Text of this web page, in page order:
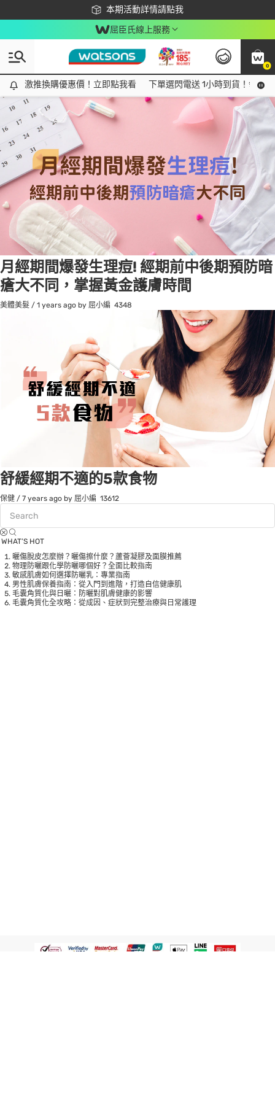
本期活動詳情請點我
下載app最高回饋$350
屈臣氏線上服務
0
激推換購優惠價！立即點我看
激推換購優惠價！立即點我看 下單選閃電送 1小時到貨！領神
Tag:月經2 item(s) found
月經期間爆發生理痘! 經期前中後期預防暗
瘡大不同，掌握黃金護膚時間
美體美髮 / 1 years ago by 屈小編 4348
舒緩經期不適的5款食物
保健 / 7 years ago by 屈小編 13612
WHAT’S HOT
曬傷脫皮怎麼辦？曬傷擦什麼？蘆薈凝膠及面膜推薦
物理防曬跟化學防曬哪個好？全面比較指南
敏感肌膚如何選擇防曬乳：專業指南
男性肌膚保養指南：從入門到進階，打造自信健康肌
毛囊角質化與日曬：防曬對肌膚健康的影響
毛囊角質化全攻略：從成因、症狀到完整治療與日常護理